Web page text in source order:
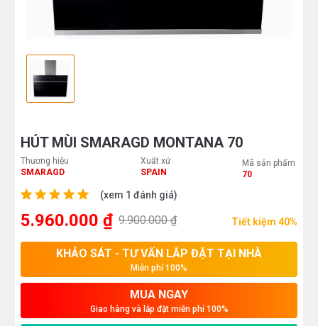
HÚT MÙI SMARAGD MONTANA 70
Thương hiệu
SMARAGD
Xuất xứ
SPAIN
Mã sản phẩm
70
(xem 1 đánh giá)
5.960.000 ₫ 9.900.000 ₫ Tiết kiệm 40%
KHẢO SÁT - TƯ VẤN LẮP ĐẶT TẠI NHÀ
Miễn phí 100%
MUA NGAY
Giao hàng và lắp đặt miễn phí 100%